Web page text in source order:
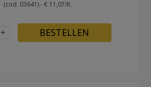
(cod. 03641) - € 11,07/lt.
+ BESTELLEN